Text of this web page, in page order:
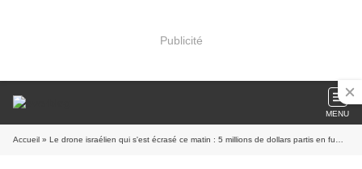
Publicité
MENU
Accueil » Le drone israélien qui s'est écrasé ce matin : 5 millions de dollars partis en fumée